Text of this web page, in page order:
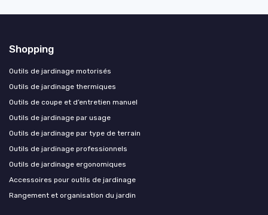
Shopping
Outils de jardinage motorisés
Outils de jardinage thermiques
Outils de coupe et d’entretien manuel
Outils de jardinage par usage
Outils de jardinage par type de terrain
Outils de jardinage professionnels
Outils de jardinage ergonomiques
Accessoires pour outils de jardinage
Rangement et organisation du jardin